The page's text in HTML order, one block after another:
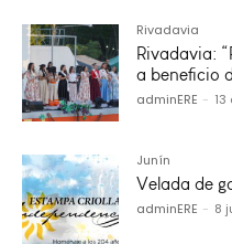
Rivadavia
Rivadavia:
a beneficio
adminERE -
Junín
Velada de
adminERE - 8